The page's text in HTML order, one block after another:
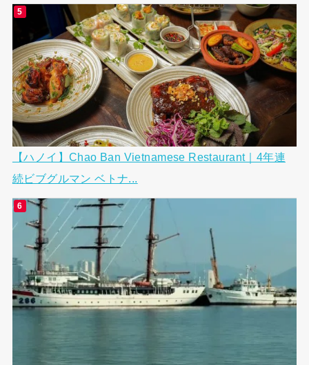
【ハノイ】Chao Ban Vietnamese Restaurant｜4年連
続ビブグルマン ベトナ...